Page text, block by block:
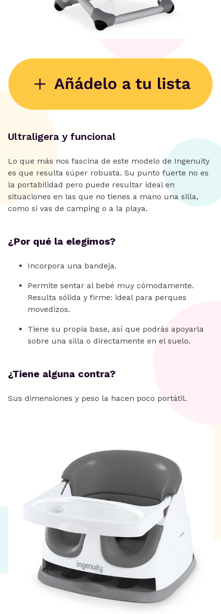
Ultraligera y funcional
Lo que más nos fascina de este modelo de Ingenuity
es que resulta súper robusta. Su punto fuerte no es
la portabilidad pero puede resultar ideal en
situaciones en las que no tienes a mano una silla,
como si vas de camping o a la playa.
¿Por qué la elegimos?
Incorpora una bandeja.
Permite sentar al bebé muy cómodamente.
Resulta sólida y firme: ideal para perques
movedizos.
Tiene su propia base, así que podrás apoyarla
sobre una silla o directamente en el suelo.
¿Tiene alguna contra?
Sus dimensiones y peso la hacen poco portátil.